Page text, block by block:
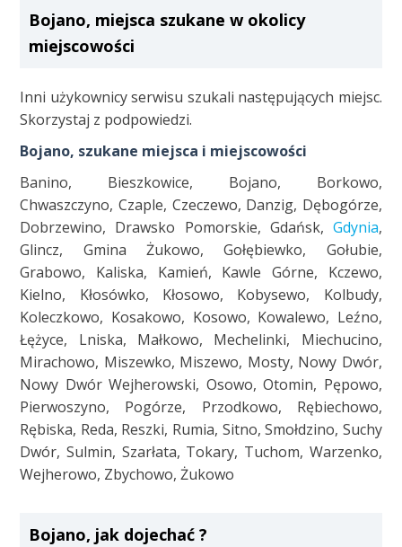
Bojano, miejsca szukane w okolicy
miejscowości
Inni użykownicy serwisu szukali następujących miejsc.
Skorzystaj z podpowiedzi.
Bojano, szukane miejsca i miejscowości
Banino, Bieszkowice, Bojano, Borkowo,
Chwaszczyno, Czaple, Czeczewo, Danzig, Dębogórze,
Dobrzewino, Drawsko Pomorskie, Gdańsk, Gdynia,
Glincz, Gmina Żukowo, Gołębiewko, Gołubie,
Grabowo, Kaliska, Kamień, Kawle Górne, Kczewo,
Kielno, Kłosówko, Kłosowo, Kobysewo, Kolbudy,
Koleczkowo, Kosakowo, Kosowo, Kowalewo, Leźno,
Łężyce, Lniska, Małkowo, Mechelinki, Miechucino,
Mirachowo, Miszewko, Miszewo, Mosty, Nowy Dwór,
Nowy Dwór Wejherowski, Osowo, Otomin, Pępowo,
Pierwoszyno, Pogórze, Przodkowo, Rębiechowo,
Rębiska, Reda, Reszki, Rumia, Sitno, Smołdzino, Suchy
Dwór, Sulmin, Szarłata, Tokary, Tuchom, Warzenko,
Wejherowo, Zbychowo, Żukowo
Bojano, jak dojechać ?